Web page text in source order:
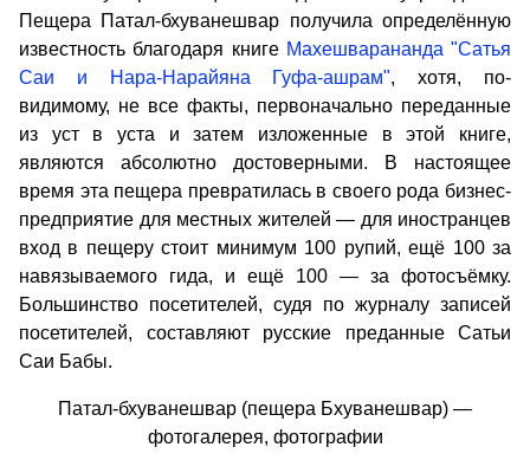
Пещера Патал-бхуванешвар получила определённую
известность благодаря книге Махешварананда "Сатья
Саи и Нара-Нарайяна Гуфа-ашрам", хотя, по-
видимому, не все факты, первоначально переданные
из уст в уста и затем изложенные в этой книге,
являются абсолютно достоверными. В настоящее
время эта пещера превратилась в своего рода бизнес-
предприятие для местных жителей — для иностранцев
вход в пещеру стоит минимум 100 рупий, ещё 100 за
навязываемого гида, и ещё 100 — за фотосъёмку.
Большинство посетителей, судя по журналу записей
посетителей, составляют русские преданные Сатьи
Саи Бабы.
Патал-бхуванешвар (пещера Бхуванешвар) —
фотогалерея, фотографии